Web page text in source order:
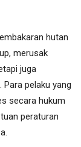
hutan
merusak
juga
pelaku yang
secara hukum
peraturan